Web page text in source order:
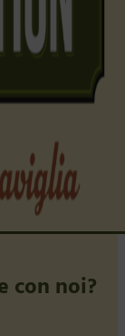
con noi?